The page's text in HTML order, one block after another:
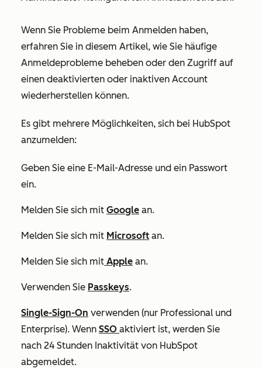
Wenn Sie Probleme beim Anmelden haben,
erfahren Sie in diesem Artikel, wie Sie häufige
Anmeldeprobleme beheben oder den Zugriff auf
einen deaktivierten oder inaktiven Account
wiederherstellen können.
Es gibt mehrere Möglichkeiten, sich bei HubSpot
anzumelden:
Geben Sie eine E-Mail-Adresse und ein Passwort
ein.
Melden Sie sich mit Google an.
Melden Sie sich mit Microsoft an.
Melden Sie sich mit Apple an.
Verwenden Sie Passkeys.
Single-Sign-On verwenden (nur Professional und
Enterprise). Wenn SSO aktiviert ist, werden Sie
nach 24 Stunden Inaktivität von HubSpot
abgemeldet.